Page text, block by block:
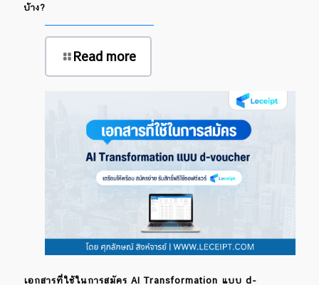
บ้าง?
Read more
เอกสารที่ใช้ในการสมัคร AI Transformation แบบ d-